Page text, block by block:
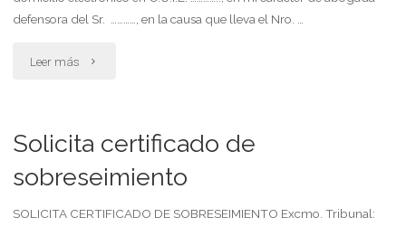
defensora del Sr. …………, en la causa que lleva el Nro. …
Leer más "Solicita
estado
Solicita certificado de
sobreseimiento
SOLICITA CERTIFICADO DE SOBRESEIMIENTO Excmo. Tribunal: